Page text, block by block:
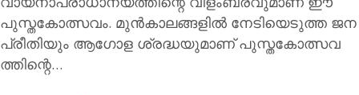
പുസ്തകോത്സവം. മുന്‍കാലങ്ങളില്‍ നേടിയെടുത്ത ജന
പ്രീതിയും ആഗോള ശ്രദ്ധയുമാണ് പുസ്തകോത്സവ
ത്തിന്റെ…